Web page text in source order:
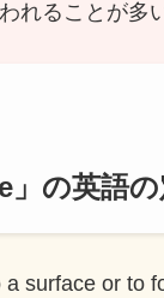
れることが多
」の英語
a surface or to